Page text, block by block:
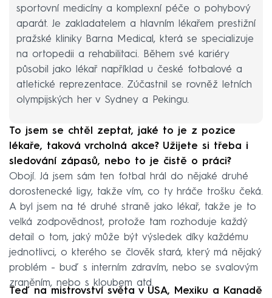
sportovní medicíny a komplexní péče o pohybový
aparát. Je zakladatelem a hlavním lékařem prestižní
pražské kliniky Barna Medical, která se specializuje
na ortopedii a rehabilitaci. Během své kariéry
působil jako lékař například u české fotbalové a
atletické reprezentace. Zúčastnil se rovněž letních
olympijských her v Sydney a Pekingu.
To jsem se chtěl zeptat, jaké to je z pozice
lékaře, taková vrcholná akce? Užijete si třeba i
sledování zápasů, nebo to je čistě o práci?
Obojí. Já jsem sám ten fotbal hrál do nějaké druhé
dorostenecké ligy, takže vím, co ty hráče trošku čeká.
A byl jsem na té druhé straně jako lékař, takže je to
velká zodpovědnost, protože tam rozhoduje každý
detail o tom, jaký může být výsledek díky každému
jednotlivci, o kterého se člověk stará, který má nějaký
problém - buď s interním zdravím, nebo se svalovým
zraněním, nebo s kloubem atd.
Teď na mistrovství světa v USA, Mexiku a Kanadě